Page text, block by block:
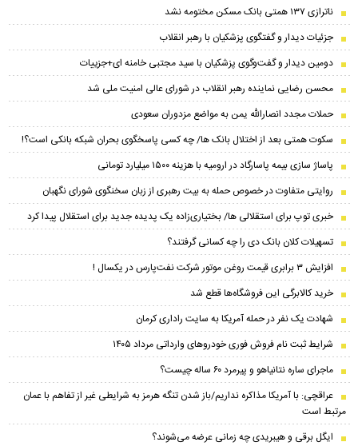
ناترازی ۱۳۷ همتی بانک مسکن مختومه نشد
جزئیات دیدار و گفتگوی پزشکیان با رهبر انقلاب
دومین دیدار و گفت‌وگوی پزشکیان با سید مجتبی خامنه ای+جزییات
محسن رضایی نماینده رهبر انقلاب در شورای عالی امنیت ملی شد
حملات مجدد انصارالله یمن به مواضع مزدوران سعودی
سکوت همتی بعد از اختلال بانک ها/ چه کسی پاسخگوی بحران شبکه بانکی است؟!
پاساژ سازی بیمه پاسارگاد در ارومیه با هزینه ۱۵۰۰ میلیارد تومانی
روایتی متفاوت در خصوص حمله به بیت رهبری از زبان سخنگوی شورای نگهبان
خبری توپ برای استقلالی ها/ بختیاری‌زاده یک پدیده جدید برای استقلال پیدا کرد
تسهیلات کلان بانک دی را چه کسانی گرفتند؟
افزایش ۳ برابری قیمت روغن موتور شرکت نفت‌پارس در یکسال !
خرید کالابرگی این فروشگاه‌ها قطع شد
شهادت یک نفر در حمله آمریکا به سایت راداری کرمان
شرایط ثبت نام فروش فوری خودرو‌های وارداتی مرداد ۱۴۰۵
ماجرای ساره نتانیاهو و پیرمرد ۶۰ ساله چیست؟
عراقچی: با آمریکا مذاکره نداریم/باز شدن تنگه هرمز به شرایطی غیر از تفاهم با عمان
مرتبط است
ایگل برقی و هیبریدی چه زمانی عرضه می‌شوند؟